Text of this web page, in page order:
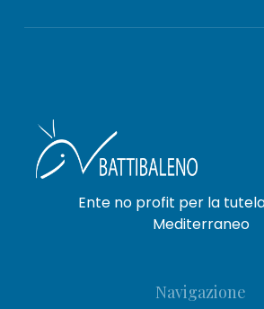
Ente no profit per la
Mediterraneo
Navigazione